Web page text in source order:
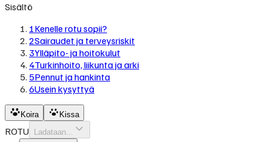
Sisältö
1Kenelle rotu sopii?
2Sairaudet ja terveysriskit
3Ylläpito- ja hoitokulut
4Turkinhoito, liikunta ja arki
5Pennut ja hankinta
6Usein kysyttyä
Koira Kissa
ROTU Ladataan...